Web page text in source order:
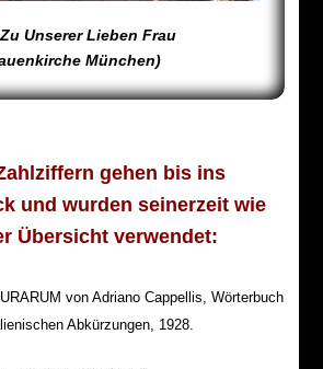
Unserer Lieben Frau
München)
gehen bis ins
und wurden seinerzeit wie
Übersicht verwendet:
von Adriano Cappellis, Wörterbuch
Abkürzungen, 1928.